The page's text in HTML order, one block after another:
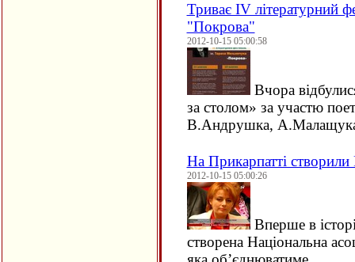
Триває ІV літературний
"Покрова"
2012-10-15 05:00:58
Вчора
за столом» за участю
В.Андрушка,
На Прикарпатті створили
2012-10-15 05:00:26
Вперше в
створена Національна